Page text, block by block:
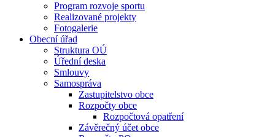
Program rozvoje sportu
Realizované projekty
Fotogalerie
Obecní úřad
Struktura OÚ
Úřední deska
Smlouvy
Samospráva
Zastupitelstvo obce
Rozpočty obce
Rozpočtová opatření
Závěrečný účet obce